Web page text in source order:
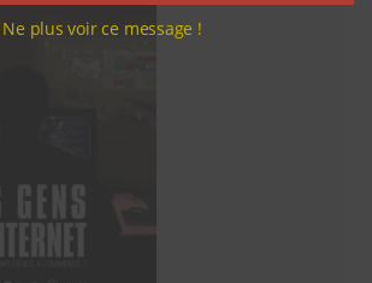
Ne plus voir ce message !